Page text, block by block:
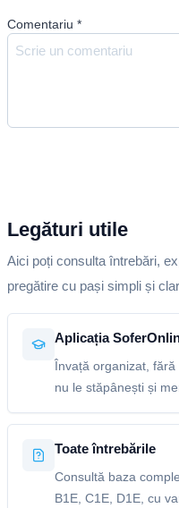
Comentariu *
Legături utile
Aici poți consulta întrebări,
pregătire cu pași simpli și
Aplicația
Învață organizat,
nu le stăpânești și
Toate întrebările
Consultă baza
B1E, C1E, D1E, cu